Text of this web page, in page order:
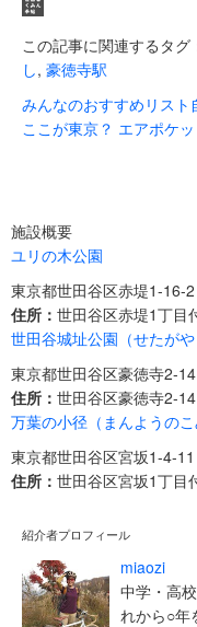
この記事に関連するタグ
し, 豪徳寺駅
みんなのおすすめリスト
ここが東京？ エアポケ
施設概要
ユリの木公園
東京都世田谷区赤堤1-16-2
住所： 世田谷区赤堤1丁目
世田谷城址公園（せたがや
東京都世田谷区豪徳寺2-14
住所： 世田谷区豪徳寺2-14
万葉の小径（まんようのこ
東京都世田谷区宮坂1-4-11
住所： 世田谷区宮坂1丁目
紹介者プロフィール
miaozi
中学・高
れから○年